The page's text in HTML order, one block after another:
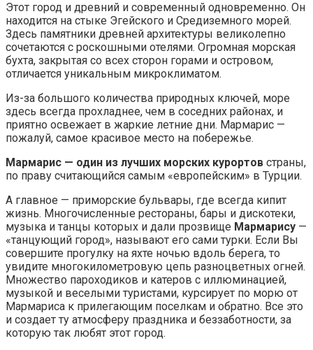
Этот город и древний и современный одновременно. Он
находится на стыке Эгейского и Средиземного морей.
Здесь памятники древней архитектуры великолепно
сочетаются с роскошными отелями. Огромная морская
бухта, закрытая со всех сторон горами и островом,
отличается уникальным микроклиматом.
Из-за большого количества природных ключей, море
здесь всегда прохладнее, чем в соседних районах, и
приятно освежает в жаркие летние дни. Мармарис —
пожалуй, самое красивое место на побережье.
Мармарис — один из лучших морских курортов страны,
по праву считающийся самым «европейским» в Турции.
А главное — приморские бульвары, где всегда кипит
жизнь. Многочисленные рестораны, бары и дискотеки,
музыка и танцы которых и дали прозвище Мармарису —
«танцующий город», называют его сами турки. Если Вы
совершите прогулку на яхте ночью вдоль берега, то
увидите многокилометровую цепь разноцветных огней.
Множество пароходиков и катеров с иллюминацией,
музыкой и веселыми туристами, курсирует по морю от
Мармариса к прилегающим поселкам и обратно. Все это
и создает ту атмосферу праздника и беззаботности, за
которую так любят этот город.